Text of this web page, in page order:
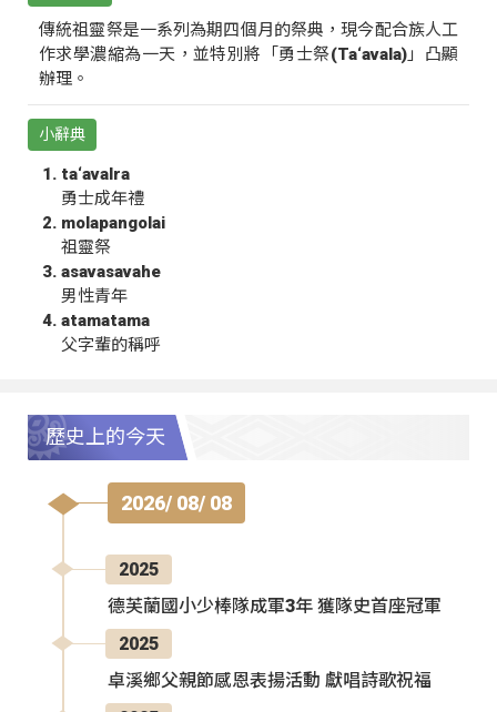
傳統祖靈祭是一系列為期四個月的祭典，現今配合族人工
作求學濃縮為一天，並特別將「勇士祭(Ta‘avala)」凸顯
辦理。
小辭典
ta‘avalra
勇士成年禮
molapangolai
祖靈祭
asavasavahe
男性青年
atamatama
父字輩的稱呼
歷史上的今天
2026/ 08/ 08
2025
德芙蘭國小少棒隊成軍3年 獲隊史首座冠軍
2025
卓溪鄉父親節感恩表揚活動 獻唱詩歌祝福